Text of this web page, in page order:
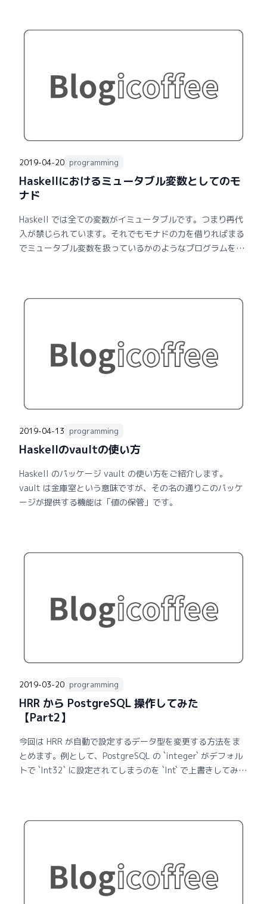
2019-04-20 programming
Haskellにおけるミュータブル変数としてのモ
ナド
Haskell では全ての変数がイミュータブルです。つまり再代
入が禁じられています。それでもモナドの力を借りればまる
でミュータブル変数を扱っているかのようなプログラムを書
2019-04-13 programming
Haskellのvaultの使い方
Haskell のパッケージ vault の使い方をご紹介します。
vault は金庫室という意味ですが、その名の通りこのパッケ
ージが提供する機能は「値の保管」です。
2019-03-20 programming
HRR から PostgreSQL 操作してみた
【Part2】
今回は HRR が自動で設定するデータ型を変更する方法をま
とめます。例として、PostgreSQL の `integer` がデフォル
トで `Int32` に設定されてしまうのを `Int` で上書きしてみま